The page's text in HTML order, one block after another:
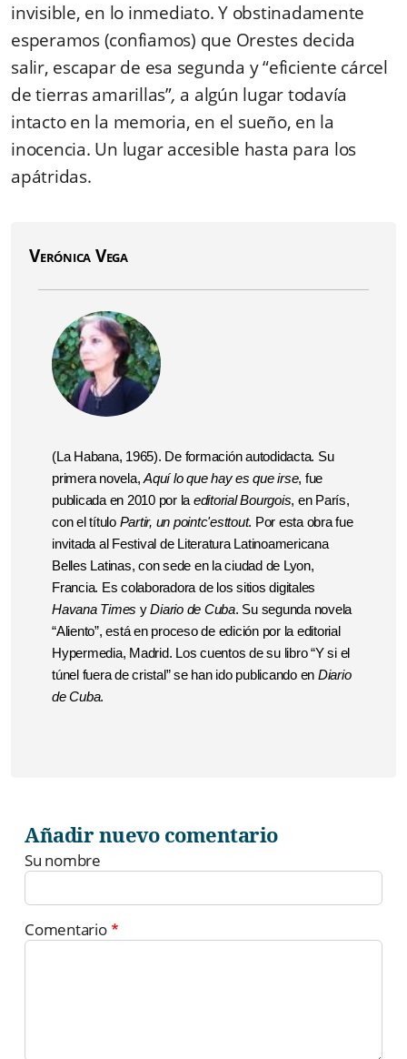
invisible, en lo inmediato. Y obstinadamente
esperamos (confiamos) que Orestes decida
salir, escapar de esa segunda y “eficiente cárcel
de tierras amarillas”, a algún lugar todavía
intacto en la memoria, en el sueño, en la
inocencia. Un lugar accesible hasta para los
apátridas.
Verónica Vega
(La Habana, 1965). De formación autodidacta. Su
primera novela, Aquí lo que hay es que irse, fue
publicada en 2010 por la editorial Bourgois, en París,
con el título Partir, un pointc'esttout. Por esta obra fue
invitada al Festival de Literatura Latinoamericana
Belles Latinas, con sede en la ciudad de Lyon,
Francia. Es colaboradora de los sitios digitales
Havana Times yDiario de Cuba. Su segunda novela
“Aliento”, está en proceso de edición por la editorial
Hypermedia, Madrid. Los cuentos de su libro “Y si el
túnel fuera de cristal” se han ido publicando en Diario
de Cuba.
Añadir nuevo comentario
Su nombre
Comentario